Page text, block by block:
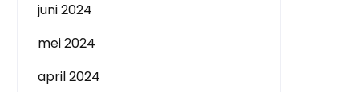
juni 2024
mei 2024
april 2024